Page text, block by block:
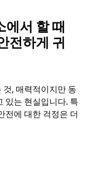
에서 할 때
전하게 귀
, 매력적이지만 동
있는 현실입니다. 특
전에 대한 걱정은 더